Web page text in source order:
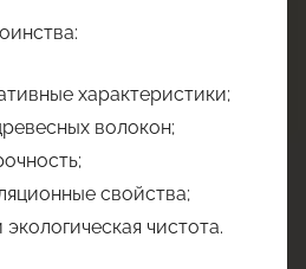
характеристики;
волокон;
свойства;
чистота.